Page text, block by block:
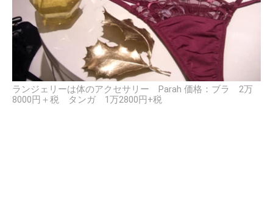
ランジェリーは体のアクセサリー Parah 価格：ブラ 2万
8000円＋税 タンガ 1万2800円+税